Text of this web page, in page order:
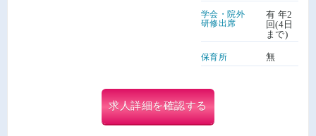
学会・院外
研修出席
有 年2
回(4日
まで)
保育所 無
求人詳細を確認する